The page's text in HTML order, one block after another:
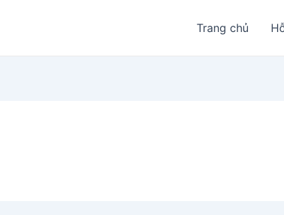
Trang chủ